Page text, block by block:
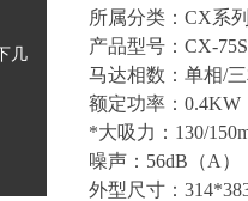
几
所属分类：CX系
产品型号：CX-
马达相数：单相/
额定功率：0.4KW
*大吸力：130/
噪声：56dB（A）
外型尺寸：